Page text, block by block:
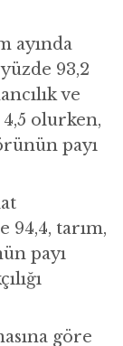
ayında
93,2
ve
4,5 olurken,
payı
94,4, tarım,
payı
göre